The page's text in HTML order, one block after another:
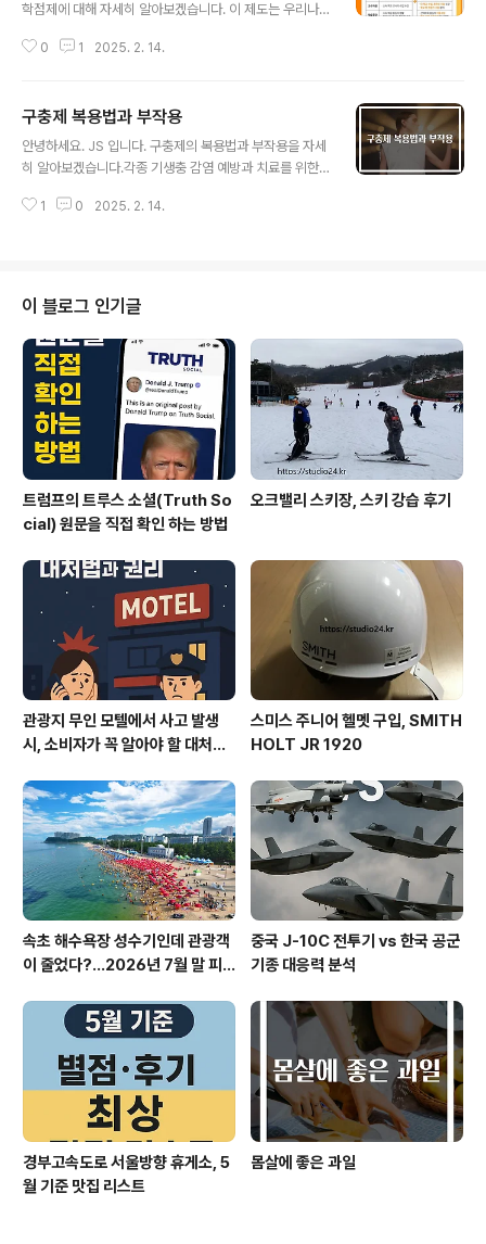
학점제에 대해 자세히 알아보겠습니다. 이 제도는 우리나
큼, 학생, 학부모, 교사 모두가 관심을 가져야 할 중요한 주
목을 선택하고, 이수 기준에 도달한 과목에 대해 학점을 취
득·누적해 졸업하는 제도'입니다. 이 제도의 주요 목적은 다
음과 같습니다.- 학생 중심의 맞춤형 교육 실현 - 다양한 교
적성에 맞는 교육 기회 제공 - 학업 성취도 향상 및 책임 교
0 1 2025. 2. 14.
​구충제 복용법과 부작용
안녕하세요. JS 입니다. 구충제의 복용법과 부작용을 자세
히 알아보겠습니다.각종 기생충 감염 예방과 치료를 위한
예방하고 치료하기 위해 사용되는 약물입니다.이 약물의
습니다. 구충제의 정의와 필요성구충제는 인체 내에 침입
한 기생충을 제거하는 데 사용되는 약물입니다. 기생충은
사람의 몸 안에서 자원을 빼앗아 가며 여러 가지 건강 문제
를 일으킬 수 있습니다. 이러한 기생충 감염은 주로 위장관
에서 발생하는 경우가 많으며, 감염된 사람은 체중 감소, 영
양 결핍, 복통, 설사 등의 증상을 경험..
1 0 2025. 2. 14.
이 블로그 인기글
트럼프의 트루스 소셜(Truth So
cial) 원문을 직접 확인 하는 방법
오크밸리 스키장, 스키 강습 후기
관광지 무인 모텔에서 사고 발생
시, 소비자가 꼭 알아야 할 대처법
스미스 주니어 헬멧 구입, SMITH
HOLT JR 1920
속초 해수욕장 성수기인데 관광객
이 줄었다?…2026년 7월 말 피
중국 J-10C 전투기 vs 한국 공군
기종 대응력 분석
경부고속도로 서울방향 휴게소, 5
월 기준 맛집 리스트
​몸살에 좋은 과일